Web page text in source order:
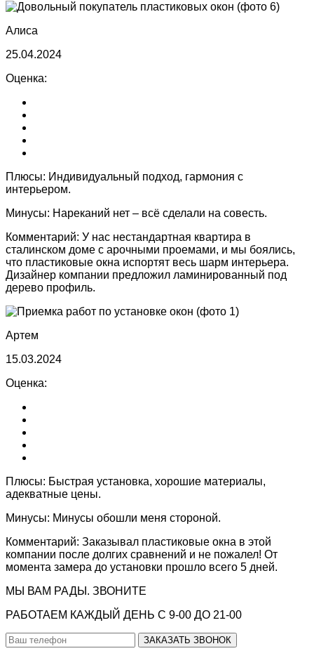
Алиса
25.04.2024
Оценка:
Плюсы: Индивидуальный подход, гармония с
интерьером.
Минусы: Нареканий нет – всё сделали на совесть.
Комментарий: У нас нестандартная квартира в
сталинском доме с арочными проемами, и мы боялись,
что пластиковые окна испортят весь шарм интерьера.
Дизайнер компании предложил ламинированный под
дерево профиль.
Артем
15.03.2024
Оценка:
Плюсы: Быстрая установка, хорошие материалы,
адекватные цены.
Минусы: Минусы обошли меня стороной.
Комментарий: Заказывал пластиковые окна в этой
компании после долгих сравнений и не пожалел! От
момента замера до установки прошло всего 5 дней.
МЫ ВАМ РАДЫ. ЗВОНИТЕ
РАБОТАЕМ КАЖДЫЙ ДЕНЬ С 9-00 ДО 21-00
ЗАКАЗАТЬ ЗВОНОК